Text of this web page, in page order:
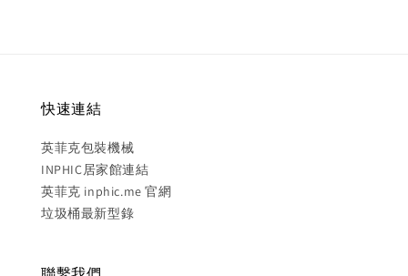
快速連結
英菲克包裝機械
INPHIC居家館連結
英菲克 inphic.me 官網
垃圾桶最新型錄